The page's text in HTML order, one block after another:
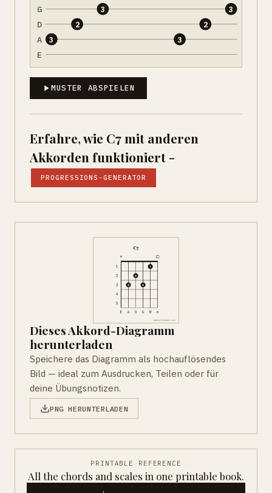
G
D
A
E
3
2
3
3
2
3
MUSTER ABSPIELEN
Erfahre, wie C7 mit anderen
Akkorden funktioniert -
PROGRESSIONS-GENERATOR
Dieses Akkord-Diagramm
herunterladen
Speichere das Diagramm als hochauflösendes
Bild — ideal zum Ausdrucken, Teilen oder für
deine Übungsnotizen.
PNG HERUNTERLADEN
PRINTABLE REFERENCE
All the chords and scales in one printable book.